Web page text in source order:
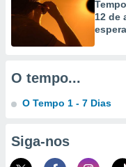
os
de
e melhorar
12 de
O tempo...
O Tempo 1 - 7 Dias
Siga-nos